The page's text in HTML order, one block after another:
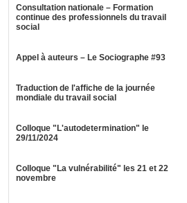
Consultation nationale – Formation
continue des professionnels du travail
social
Appel à auteurs – Le Sociographe #93
Traduction de l'affiche de la journée
mondiale du travail social
Colloque "L'autodetermination" le
29/11/2024
Colloque "La vulnérabilité" les 21 et 22
novembre